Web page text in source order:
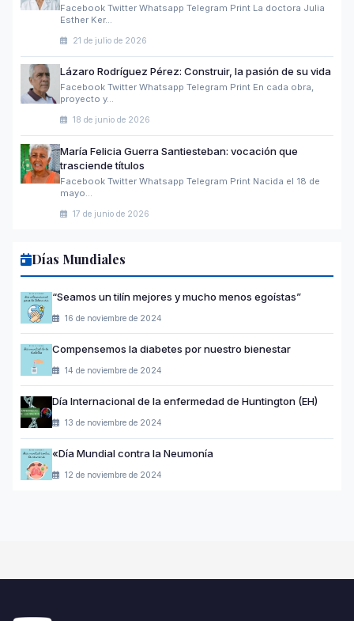
Facebook Twitter Whatsapp Telegram Print La doctora Julia
Esther Ker…
21 de julio de 2026
Lázaro Rodríguez Pérez: Construir, la pasión de su vida
Facebook Twitter Whatsapp Telegram Print En cada obra,
proyecto y…
18 de junio de 2026
María Felicia Guerra Santiesteban: vocación que
trasciende títulos
Facebook Twitter Whatsapp Telegram Print Nacida el 18 de
mayo…
17 de junio de 2026
Días Mundiales
“Seamos un tilín mejores y mucho menos egoístas”
16 de noviembre de 2024
Compensemos la diabetes por nuestro bienestar
14 de noviembre de 2024
Día Internacional de la enfermedad de Huntington (EH)
13 de noviembre de 2024
«Día Mundial contra la Neumonía
12 de noviembre de 2024